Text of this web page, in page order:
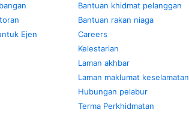
Ejen
Bantuan khidmat pelanggan
Bantuan rakan niaga
Careers
Kelestarian
Laman akhbar
Laman maklumat keselamatan
Hubungan pelabur
Terma Perkhidmatan